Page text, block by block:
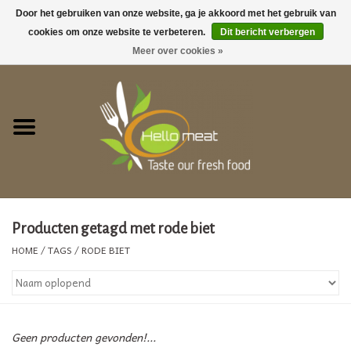
0 Artikelen - €0,00
GEZELLIG TAFELEN !
Vegetarische producten
Bereide gerechten
Producten getagd met rode biet
HOME /TAGS /RODE BIET
Geen producten gevonden!...
Door het gebruiken van onze website, ga je akkoord met het gebruik van
cookies om onze website te verbeteren.
Dit bericht verbergen
Meer over cookies »